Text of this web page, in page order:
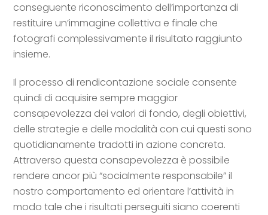
conseguente riconoscimento dell’importanza di
restituire un’immagine collettiva e finale che
fotografi complessivamente il risultato raggiunto
insieme.
Il processo di rendicontazione sociale consente
quindi di acquisire sempre maggior
consapevolezza dei valori di fondo, degli obiettivi,
delle strategie e delle modalità con cui questi sono
quotidianamente tradotti in azione concreta.
Attraverso questa consapevolezza è possibile
rendere ancor più “socialmente responsabile” il
nostro comportamento ed orientare l’attività in
modo tale che i risultati perseguiti siano coerenti